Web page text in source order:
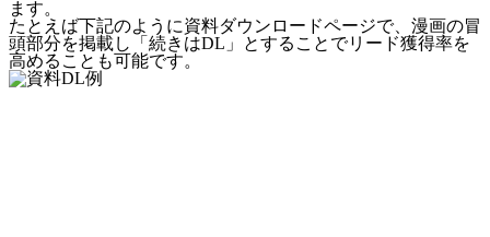
ます。
たとえば下記のように資料ダウンロードページで、漫画の冒
頭部分を掲載し「続きはDL」とすることでリード獲得率を
高めることも可能です。